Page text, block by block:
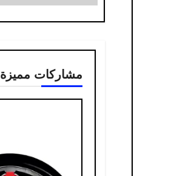
مشاركات مميزة